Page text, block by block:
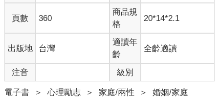
也就是說，陷入熱戀的男女只不過是「可以提高後代存活率的組
合」，而不是「兩人可以幸福快樂一輩子的絕佳組合」。當然，
由於雙方必須進展到生殖行為的階段，因此在一段特定期間內不
會挑對方的毛病。「情人眼中出西施」的期間確實是有的，不過
一旦過了那段期間，就會動不動開始嘆氣：「這個人到底在想什
麼？」、「為什麼事情會變成這樣呢？」長期生活下來，另一半
將會變成三不五時惹自己生氣的人。這種事情明明是理所當然的
結果，但世上許多民族都有結婚這種契約，一再把頻率不合的人
雙雙對對綑綁在一起。
頁數 360
商品規
格
20*14*2.1
出版地 台灣
適讀年
齡
全齡適讀
注音 級別
電子書 ＞ 心理勵志 ＞ 家庭/兩性 ＞ 婚姻/家庭